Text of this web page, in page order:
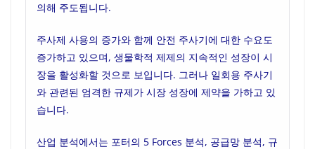
의해 주도됩니다.
주사제 사용의 증가와 함께 안전 주사기에 대한 수요도
증가하고 있으며, 생물학적 제제의 지속적인 성장이 시
장을 활성화할 것으로 보입니다. 그러나 일회용 주사기
와 관련된 엄격한 규제가 시장 성장에 제약을 가하고 있
습니다.
산업 분석에서는 포터의 5 Forces 분석, 공급망 분석, 규